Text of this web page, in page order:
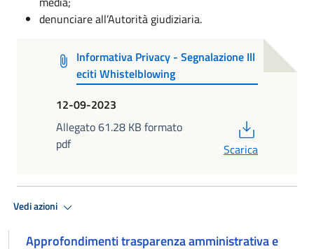
denunciare all’Autorità giudiziaria.
Informativa Privacy - Segnalazione Ill
eciti Whistelblowing
12-09-2023
Allegato 61.28 KB formato
pdf
Scarica
Vedi azioni
Approfondimenti trasparenza amministrativa e